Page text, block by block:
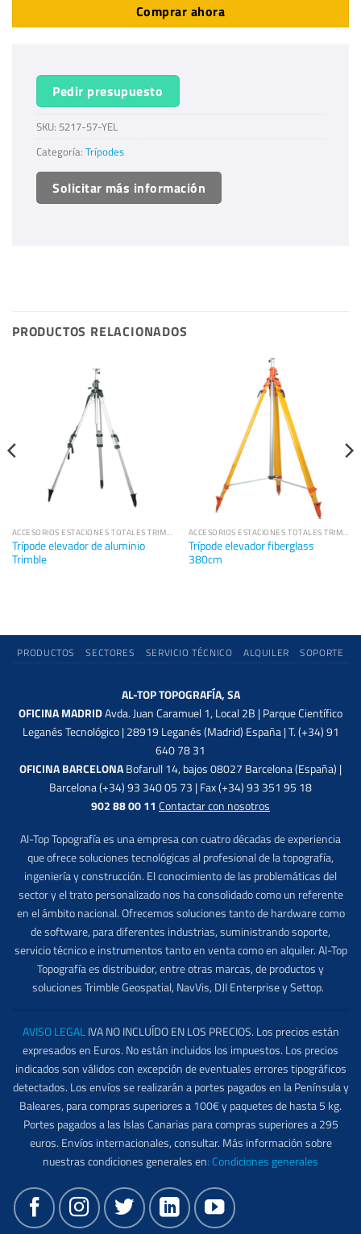
Comprar ahora
Pedir presupuesto
SKU: 5217-57-YEL
Categoría: Trípodes
Solicitar más información
PRODUCTOS RELACIONADOS
ACCESORIOS ESTACIONES TOTALES TRIMBLE
Trípode elevador de aluminio
Trimble
ACCESORIOS ESTACIONES TOTALES TRIMBLE
Trípode elevador fiberglass
380cm
PRODUCTOS SECTORES SERVICIO TÉCNICO ALQUILER SOPORTE
AL-TOP TOPOGRAFÍA, SA
OFICINA MADRIDAvda. Juan Caramuel 1, Local 2B | Parque Científico
Leganés Tecnológico | 28919 Leganés (Madrid) España | T. (+34) 91
640 78 31
OFICINA BARCELONABofarull 14, bajos 08027 Barcelona (España) |
Barcelona (+34) 93 340 05 73 | Fax (+34) 93 351 95 18
902 88 00 11 Contactar con nosotros
Al-Top Topografía es una empresa con cuatro décadas de experiencia
que ofrece soluciones tecnológicas al profesional de la topografía,
ingeniería y construcción. El conocimiento de las problemáticas del
sector y el trato personalizado nos ha consolidado como un referente
en el ámbito nacional. Ofrecemos soluciones tanto de hardware como
de software, para diferentes industrias, suministrando soporte,
servicio técnico e instrumentos tanto en venta como en alquiler. Al-Top
Topografía es distribuidor, entre otras marcas, de productos y
soluciones Trimble Geospatial, NavVis, DJI Enterprise y Settop.
AVISO LEGALIVA NO INCLUÍDO EN LOS PRECIOS. Los precios están
expresados en Euros. No están incluidos los impuestos. Los precios
indicados son válidos con excepción de eventuales errores tipográficos
detectados. Los envíos se realizarán a portes pagados en la Península y
Baleares, para compras superiores a 100€ y paquetes de hasta 5 kg.
Portes pagados a las Islas Canarias para compras superiores a 295
euros. Envíos internacionales, consultar. Más información sobre
nuestras condiciones generales en: Condiciones generales